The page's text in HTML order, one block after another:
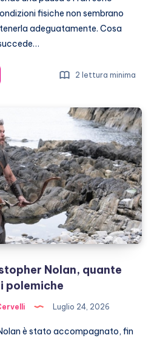
fisiche non sembrano
adeguatamente. Cosa
2 lettura minima
Nolan, quante
polemiche
Luglio 24, 2026
è stato accompagnato, fin